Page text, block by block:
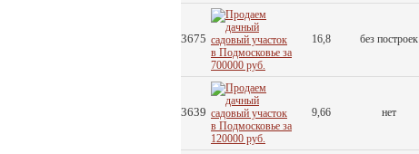
3675 16,8 без построек
3639 9,66 нет